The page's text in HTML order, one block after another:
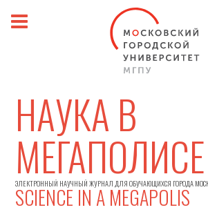
НАУКА В
МЕГАПОЛИСЕ
ЭЛЕКТРОННЫЙ НАУЧНЫЙ ЖУРНАЛ ДЛЯ ОБУЧАЮЩИХСЯ ГОРОДА
SCIENCE IN A MEGAPOLIS